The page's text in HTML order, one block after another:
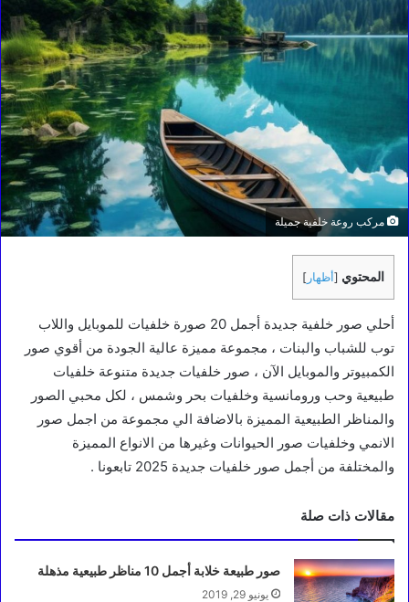
مركب روعة خلفية جميلة
المحتوي [أظهار ]
أحلي صور خلفية جديدة أجمل 20 صورة خلفيات للموبايل واللاب
توب للشباب والبنات ، مجموعة مميزة عالية الجودة من أقوي صور
الكمبيوتر والموبايل الآن ، صور خلفيات جديدة متنوعة خلفيات
طبيعية وحب ورومانسية وخلفيات بحر وشمس ، لكل محبي الصور
والمناظر الطبيعية المميزة بالاضافة الي مجموعة من اجمل صور
الانمي وخلفيات صور الحيوانات وغيرها من الانواع المميزة
والمختلفة من أجمل صور خلفيات جديدة 2025 تابعونا .
مقالات ذات صلة
صور طبيعة خلابة أجمل 10 مناظر طبيعية مذهلة
يونيو 29, 2019